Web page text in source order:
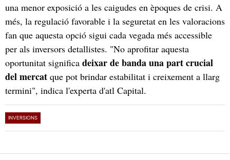
una menor exposició a les caigudes en èpoques de crisi. A
més, la regulació favorable i la seguretat en les valoracions
fan que aquesta opció sigui cada vegada més accessible
per als inversors detallistes. "No aprofitar aquesta
oportunitat significa deixar de banda una part crucial
del mercat que pot brindar estabilitat i creixement a llarg
termini", indica l'experta d'atl Capital.
INVERSIONS